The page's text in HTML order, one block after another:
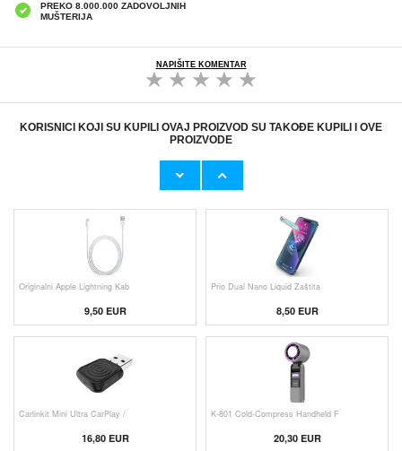
PREKO 8.000.000 ZADOVOLJNIH
MUŠTERIJA
NAPIŠITE KOMENTAR
KORISNICI KOJI SU KUPILI OVAJ PROIZVOD SU TAKOĐE KUPILI I OVE
PROIZVODE
HHW 660W GaN 10-Port USB-C Cha
Originalni Apple Lightning Kab
9,50 EUR
Prio Dual Nano Liquid Zaštita
8,50 EUR
Carlinkit Mini Ultra CarPlay /
16,80 EUR
K-801 Cold-Compress Handheld F
20,30 EUR